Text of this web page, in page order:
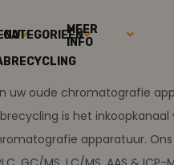
CATEGORIEËNMEER
INFO
uw oude chromatografie
is het
apparatuur.